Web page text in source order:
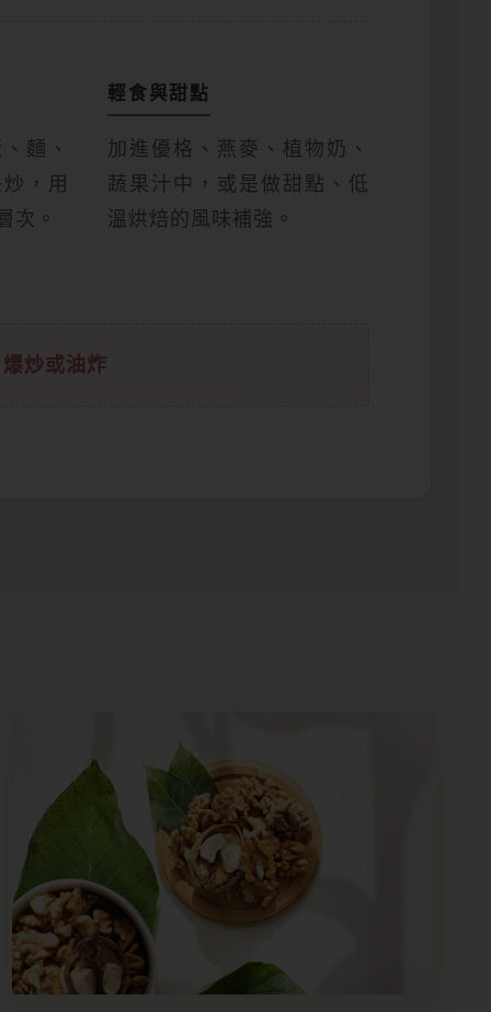
麵、
，用
次。
輕食與甜點
加進優格、燕麥、植物奶、
蔬果汁中，或是做甜點、低
溫烘焙的風味補強。
炒或油炸